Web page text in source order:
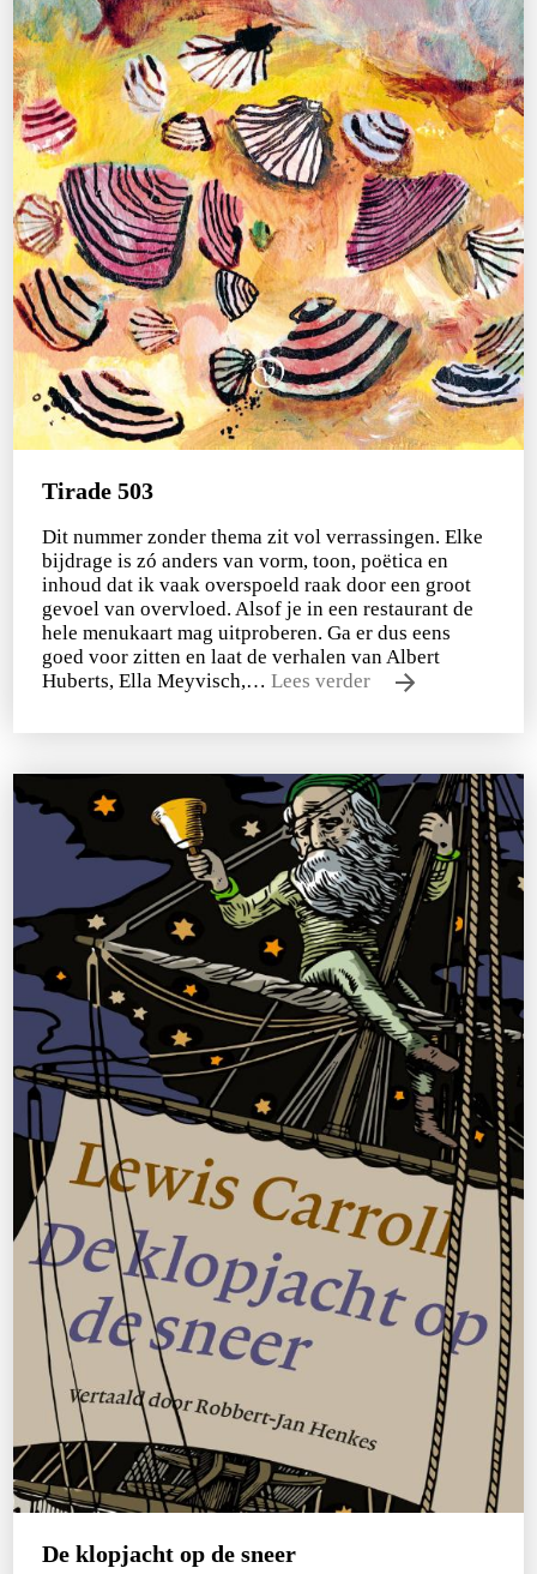
Tirade 503
€15,00
BESTEL
Tirade 503
Dit nummer zonder thema zit vol verrassingen. Elke
bijdrage is zó anders van vorm, toon, poëtica en
inhoud dat ik vaak overspoeld raak door een groot
gevoel van overvloed. Alsof je in een restaurant de
hele menukaart mag uitproberen. Ga er dus eens
goed voor zitten en laat de verhalen van Albert
Huberts, Ella Meyvisch,…Lees verder
De klopjacht op de sneer